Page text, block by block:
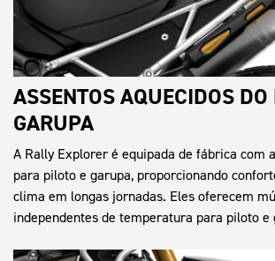
ASSENTOS AQUECIDOS DO
GARUPA
A Rally Explorer é equipada de fábrica com
para piloto e garupa, proporcionando
clima em longas jornadas. Eles oferecem
independentes de temperatura para piloto e